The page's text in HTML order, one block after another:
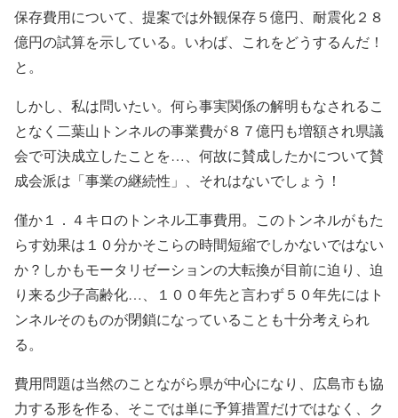
保存費用について、提案では外観保存５億円、耐震化２８
億円の試算を示している。いわば、これをどうするんだ！
と。
しかし、私は問いたい。何ら事実関係の解明もなされるこ
となく二葉山トンネルの事業費が８７億円も増額され県議
会で可決成立したことを…、何故に賛成したかについて賛
成会派は「事業の継続性」、それはないでしょう！
僅か１．４キロのトンネル工事費用。このトンネルがもた
らす効果は１０分かそこらの時間短縮でしかないではない
か？しかもモータリゼーションの大転換が目前に迫り、迫
り来る少子高齢化…、１００年先と言わず５０年先にはト
ンネルそのものが閉鎖になっていることも十分考えられ
る。
費用問題は当然のことながら県が中心になり、広島市も協
力する形を作る、そこでは単に予算措置だけではなく、ク